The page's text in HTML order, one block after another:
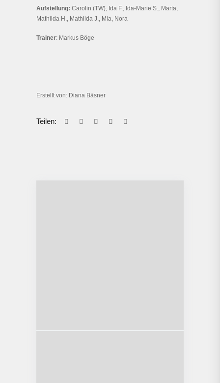
Aufstellung: Carolin (TW), Ida F., Ida-Marie S., Marta,
Mathilda H., Mathilda J., Mia, Nora
Trainer: Markus Böge
Erstellt von: Diana Bäsner
Teilen: